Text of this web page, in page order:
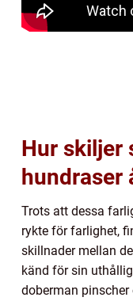
Hur skiljer
hundraser
Trots att dessa
rykte för farlighet,
skillnader mellan
känd för sin
doberman